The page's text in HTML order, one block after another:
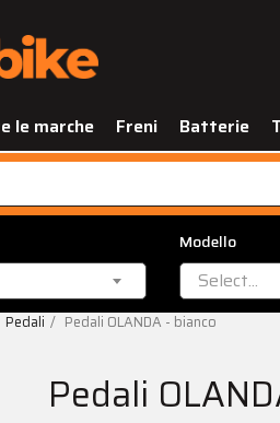
le marche Freni Batterie
Modello
Select...
Pedali Pedali OLANDA - bianco
Pedali